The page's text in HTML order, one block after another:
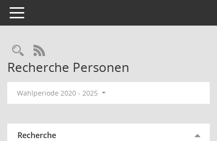
Toggle navigation
Rechercheauswahl
RSS-Feed
Recherche Personen
Wahlperiode 2020 - 2025
Recherche